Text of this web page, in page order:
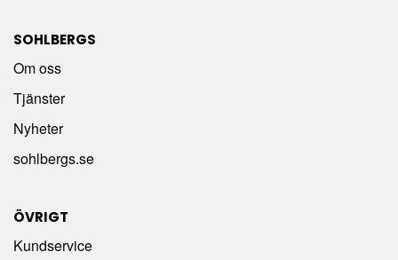
SOHLBERGS
Om oss
Tjänster
Nyheter
sohlbergs.se
ÖVRIGT
Kundservice